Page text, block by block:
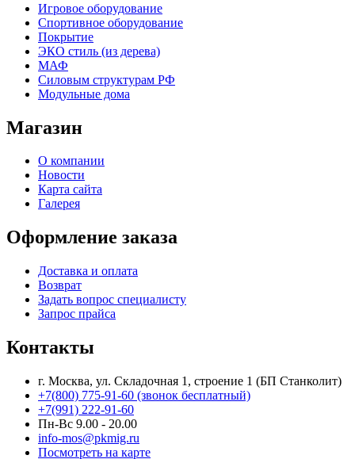
Игровое оборудование
Спортивное оборудование
Покрытие
ЭКО стиль (из дерева)
МАФ
Силовым структурам РФ
Модульные дома
Магазин
О компании
Новости
Карта сайта
Галерея
Оформление заказа
Доставка и оплата
Возврат
Задать вопрос специалисту
Запрос прайса
Контакты
г. Москва, ул. Складочная 1, строение 1 (БП Станколит)
+7(800) 775-91-60 (звонок бесплатный)
+7(991) 222-91-60
Пн-Вс 9.00 - 20.00
info-mos@pkmig.ru
Посмотреть на карте